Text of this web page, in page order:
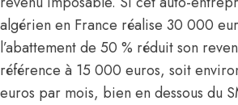
algérien en France réalise 30 000
l’abattement de 50 % réduit son
référence à 15 000 euros, soit
euros par mois, bien en dessous du